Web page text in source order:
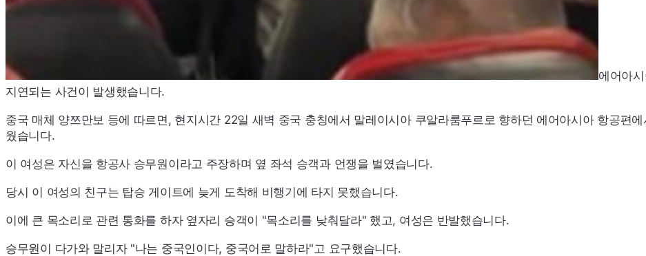
에어아
지연되는 사건이 발생했습니다.
중국 매체 양쯔만보 등에 따르면, 현지시간 22일 새벽 중국 충칭에서 말레이시아 쿠알라룸푸르로 향하던 에어아시아 항공편
웠습니다.
이 여성은 자신을 항공사 승무원이라고 주장하며 옆 좌석 승객과 언쟁을 벌였습니다.
당시 이 여성의 친구는 탑승 게이트에 늦게 도착해 비행기에 타지 못했습니다.
이에 큰 목소리로 관련 통화를 하자 옆자리 승객이 "목소리를 낮춰달라" 했고, 여성은 반발했습니다.
승무원이 다가와 말리자 "나는 중국인이다, 중국어로 말하라"고 요구했습니다.